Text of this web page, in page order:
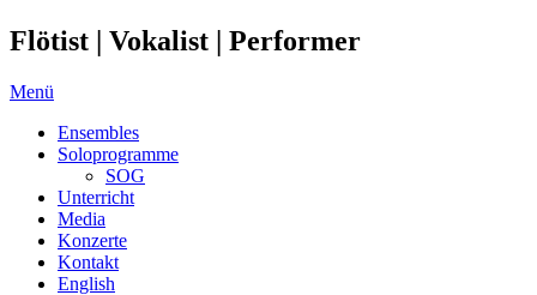
Flötist | Vokalist | Performer
Menü
Ensembles
Soloprogramme
SOG
Unterricht
Media
Konzerte
Kontakt
English